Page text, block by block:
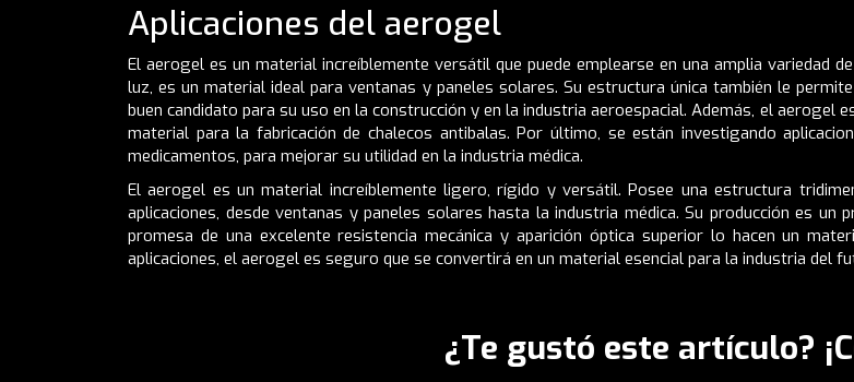
Aplicaciones del aerogel
El aerogel es un material increíblemente versátil que puede emplearse en una amplia variedad
luz, es un material ideal para ventanas y paneles solares. Su estructura única también le
buen candidato para su uso en la construcción y en la industria aeroespacial. Además, el aerogel
material para la fabricación de chalecos antibalas. Por último, se están investigando
medicamentos, para mejorar su utilidad en la industria médica.
El aerogel es un material increíblemente ligero, rígido y versátil. Posee una estructura
aplicaciones, desde ventanas y paneles solares hasta la industria médica. Su producción es
promesa de una excelente resistencia mecánica y aparición óptica superior lo hacen un
aplicaciones, el aerogel es seguro que se convertirá en un material esencial para la industria del
¿Te gustó este artículo?